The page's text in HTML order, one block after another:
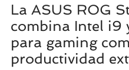
La ASUS ROG
combina Intel i9
para gaming
productividad